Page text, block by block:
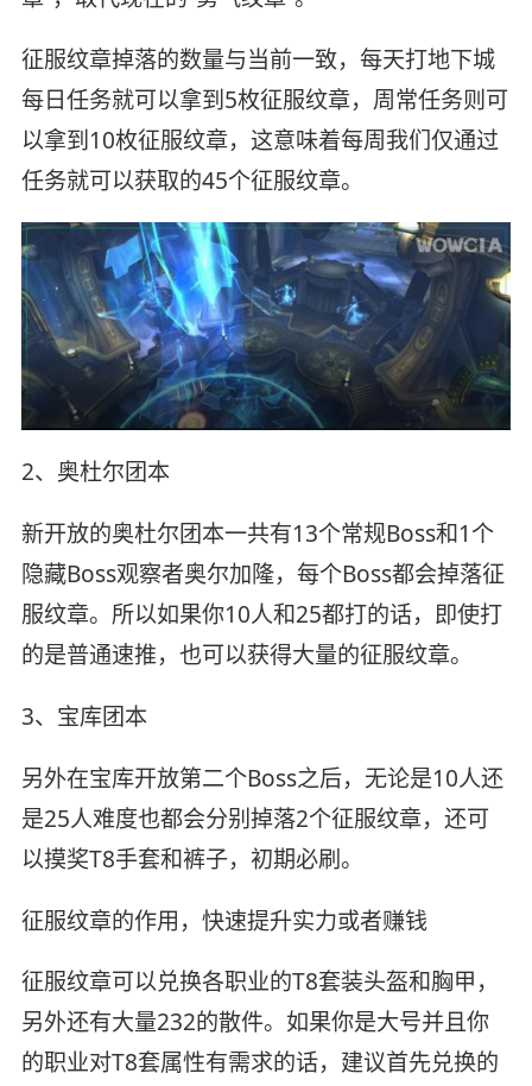
征服纹章掉落的数量与当前一致，每天打地下城
每日任务就可以拿到5枚征服纹章，周常任务则可
以拿到10枚征服纹章，这意味着每周我们仅通过
任务就可以获取的45个征服纹章。
2、奥杜尔团本
新开放的奥杜尔团本一共有13个常规Boss和1个
隐藏Boss观察者奥尔加隆，每个Boss都会掉落征
服纹章。所以如果你10人和25都打的话，即使打
的是普通速推，也可以获得大量的征服纹章。
3、宝库团本
另外在宝库开放第二个Boss之后，无论是10人还
是25人难度也都会分别掉落2个征服纹章，还可
以摸奖T8手套和裤子，初期必刷。
征服纹章的作用，快速提升实力或者赚钱
征服纹章可以兑换各职业的T8套装头盔和胸甲，
另外还有大量232的散件。如果你是大号并且你
的职业对T8套属性有需求的话，建议首先兑换的